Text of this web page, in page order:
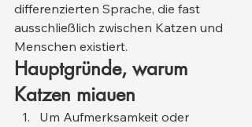
differenzierten Sprache, die fast
ausschließlich zwischen Katzen und
Menschen existiert.
Hauptgründe, warum
Katzen miauen
Um Aufmerksamkeit oder